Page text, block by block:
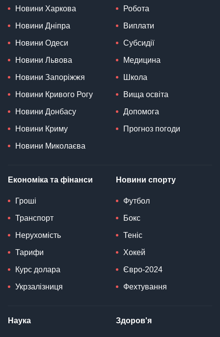
Новини Харкова
Новини Дніпра
Новини Одеси
Новини Львова
Новини Запоріжжя
Новини Кривого Рогу
Новини Донбасу
Новини Криму
Новини Миколаєва
Робота
Виплати
Субсидії
Медицина
Школа
Вища освіта
Допомога
Прогноз погоди
Економіка та фінанси
Гроші
Транспорт
Нерухомість
Тарифи
Курс долара
Укрзалізниця
Новини спорту
Футбол
Бокс
Теніс
Хокей
Євро-2024
Фехтування
Наука Здоров'я